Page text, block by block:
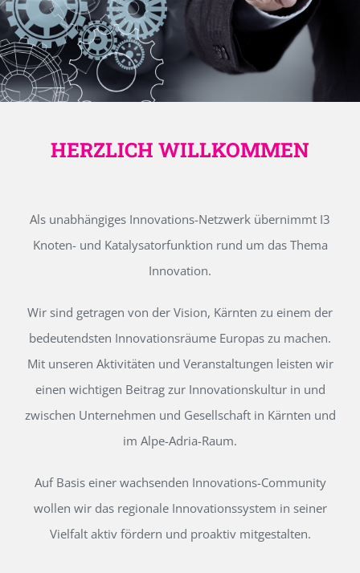
HERZLICH WILLKOMMEN
Als unabhängiges Innovations-Netzwerk übernimmt I3
Knoten- und Katalysatorfunktion rund um das Thema
Innovation.
Wir sind getragen von der Vision, Kärnten zu einem der
bedeutendsten Innovationsräume Europas zu machen.
Mit unseren Aktivitäten und Veranstaltungen leisten wir
einen wichtigen Beitrag zur Innovationskultur in und
zwischen Unternehmen und Gesellschaft in Kärnten und
im Alpe-Adria-Raum.
Auf Basis einer wachsenden Innovations-Community
wollen wir das regionale Innovationssystem in seiner
Vielfalt aktiv fördern und proaktiv mitgestalten.